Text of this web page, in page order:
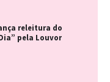
releitura do
pela Louvor